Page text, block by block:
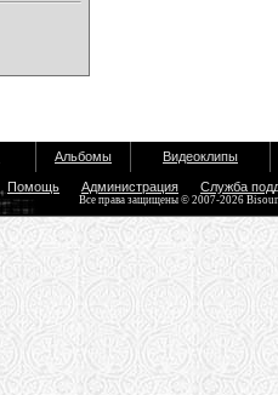
Альбомы Видеоклипы
Помощь Администрация Служба
Все права защищены © 2007-2026